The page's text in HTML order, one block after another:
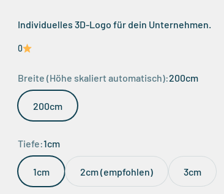
Individuelles 3D-Logo für dein Unternehmen.
0
Breite (Höhe skaliert automatisch):200cm
200cm
Tiefe:1cm
1cm 2cm (empfohlen) 3cm